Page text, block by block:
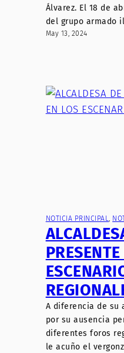
Álvarez. El 18 de
del grupo armado
May 13, 2024
NOTICIA PRINCIPAL,
A diferencia de su
por su ausencia
diferentes foros
le acuño el